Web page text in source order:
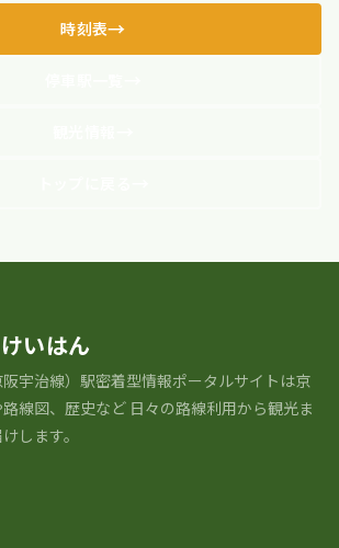
時刻表
いはん
宇治線）駅密着型情報ポータルサイトは京
線図、歴史など 日々の路線利用から観光ま
します。